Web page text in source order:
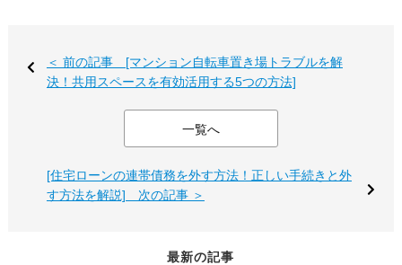
＜ 前の記事 [マンション自転車置き場トラブルを解
決！共用スペースを有効活用する5つの方法]
一覧へ
[住宅ローンの連帯債務を外す方法！正しい手続きと外
す方法を解説] 次の記事 ＞
最新の記事